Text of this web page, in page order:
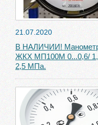
21.07.2020
В НАЛИЧИИ!
ЖКХ МП100М 0...0,6/
2,5 МПа.